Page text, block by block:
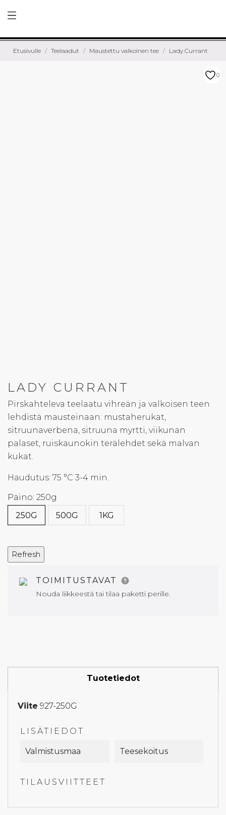
Etusivulle Teelaadut Maustettu valkoinen tee Lady Currant
0
LADY CURRANT
Pirskahteleva teelaatu vihreän ja valkoisen teen
lehdistä mausteinaan: mustaherukat,
sitruunaverbena, sitruuna myrtti, viikunan
palaset, ruiskaunokin terälehdet sekä malvan
kukat.
Haudutus: 75 °C 3-4 min.
Paino: 250g
250G
500G 1KG
TOIMITUSTAVAT
Nouda liikkeestä tai tilaa paketti perille.
Tuotetiedot
Viite 927-250G
LISÄTIEDOT
Valmistusmaa Teesekoitus
TILAUSVIITTEET